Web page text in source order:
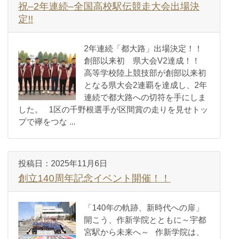
祝–2年連続–全国高校駅伝競走大会出場決
定!!
2年連続「都大路」出場決定！！
創部以来初 県大会V2達成！！
高等学校陸上競技部が創部以来初
となる県大会2連覇を達成し、2年
連続で都大路への切符を手にしま
した。 1区の千野根選手が区間賞の走りを見せトッ
プで襷をつな ...
投稿日： 2025年11月6日
創立140周年記念イベント開催！！
「140年の軌跡、新時代への扉」
開こう、作新学院とともに～宇都
宮駅から未来へ～ 作新学院は、